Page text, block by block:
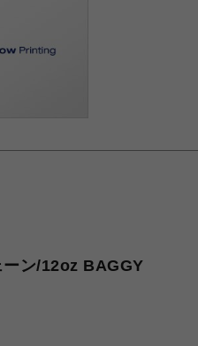
ン/12oz BAGGY